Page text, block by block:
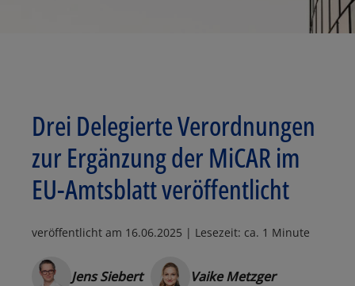
Drei Delegierte Verordnungen
zur Ergänzung der MiCAR im
EU-Amtsblatt veröffentlicht
veröffentlicht am 16.06.2025 | Lesezeit: ca. 1 Minute
Jens Siebert Vaike Metzger